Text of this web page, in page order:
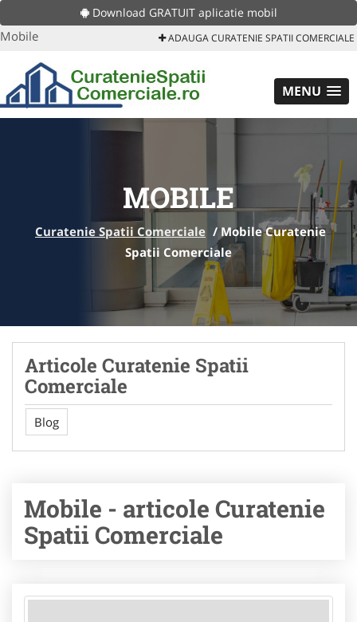
Download GRATUIT aplicatie mobil
Mobile ADAUGA CURATENIE SPATII COMERCIALE
MENU
MOBILE
Curatenie Spatii Comerciale / Mobile Curatenie
Spatii Comerciale
Articole Curatenie Spatii
Comerciale
Blog
Mobile - articole Curatenie
Spatii Comerciale